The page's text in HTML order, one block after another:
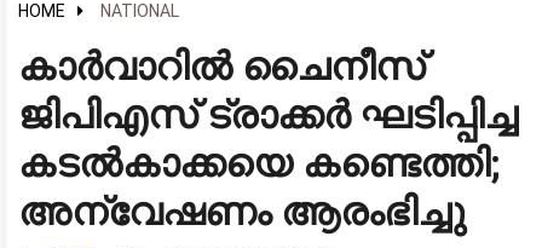
HOME NATIONAL
കാർവാറിൽ ചൈനീസ്
ജിപിഎസ് ട്രാക്കർ ഘടിപ്പിച്ച
കടൽകാക്കയെ കണ്ടെത്തി;
അന്വേഷണം ആരംഭിച്ചു